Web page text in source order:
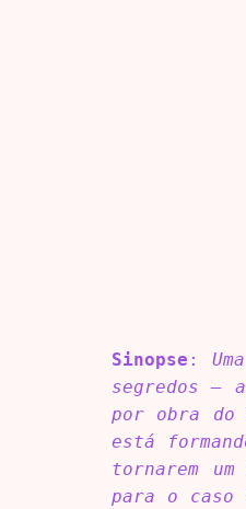
Sinopse :
segredos –
por obra do
está
tornarem
para o caso